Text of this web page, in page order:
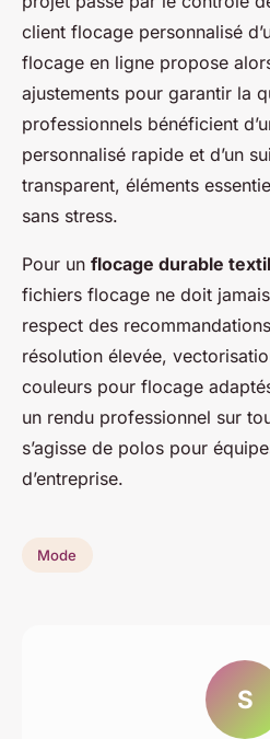
client flocage personnalisé
flocage en ligne propose
ajustements pour garantir la
professionnels bénéficient
personnalisé rapide et d’un
transparent, éléments
sans stress.
Pour un flocage durable
fichiers flocage ne doit
respect des
résolution élevée,
couleurs pour flocage
un rendu professionnel sur
s’agisse de polos pour
d’entreprise.
Mode
S